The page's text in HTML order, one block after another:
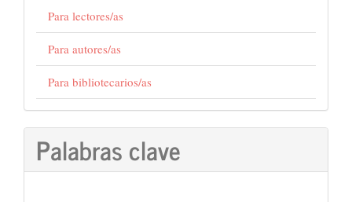
Para lectores/as
Para autores/as
Para bibliotecarios/as
Palabras clave